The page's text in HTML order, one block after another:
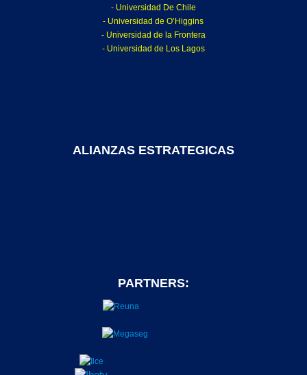
- Universidad De Chile
- Universidad de O’Higgins
- Universidad de la Frontera
- Universidad de Los Lagos
ALIANZAS ESTRATEGICAS
PARTNERS: